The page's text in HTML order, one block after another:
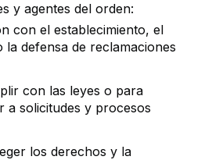
y agentes del orden:
con el establecimiento, el
la defensa de reclamaciones
con las leyes o para
a solicitudes y procesos
los derechos y la